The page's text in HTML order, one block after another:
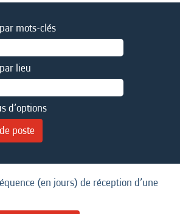
mots-clés
lieu
d’options
(en jours) de réception d’une